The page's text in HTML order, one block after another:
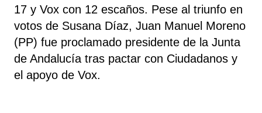
17 y Vox con 12 escaños. Pese al triunfo en
votos de Susana Díaz, Juan Manuel Moreno
(PP) fue proclamado presidente de la Junta
de Andalucía tras pactar con Ciudadanos y
el apoyo de Vox.